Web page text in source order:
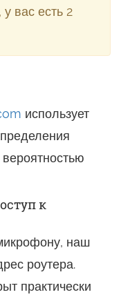
у вас есть 2
использует
к
наш
роутера.
практически